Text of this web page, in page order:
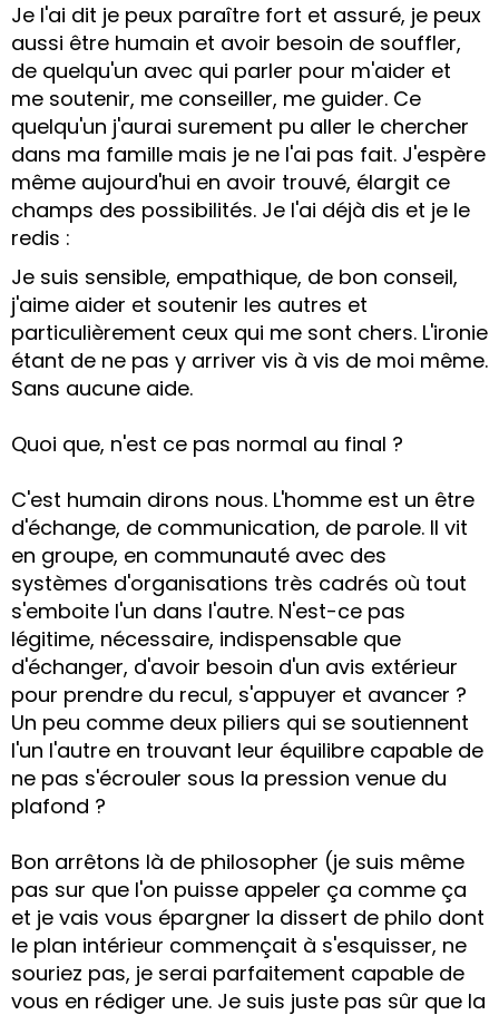
Je l'ai dit je peux paraître fort et assuré, je peux
aussi être humain et avoir besoin de souffler,
de quelqu'un avec qui parler pour m'aider et
me soutenir, me conseiller, me guider. Ce
quelqu'un j'aurai surement pu aller le chercher
dans ma famille mais je ne l'ai pas fait. J'espère
même aujourd'hui en avoir trouvé, élargit ce
champs des possibilités. Je l'ai déjà dis et je le
redis :
Je suis sensible, empathique, de bon conseil,
j'aime aider et soutenir les autres et
particulièrement ceux qui me sont chers. L'ironie
étant de ne pas y arriver vis à vis de moi même.
Sans aucune aide.
Quoi que, n'est ce pas normal au final ?
C'est humain dirons nous. L'homme est un être
d'échange, de communication, de parole. Il vit
en groupe, en communauté avec des
systèmes d'organisations très cadrés où tout
s'emboite l'un dans l'autre. N'est-ce pas
légitime, nécessaire, indispensable que
d'échanger, d'avoir besoin d'un avis extérieur
pour prendre du recul, s'appuyer et avancer ?
Un peu comme deux piliers qui se soutiennent
l'un l'autre en trouvant leur équilibre capable de
ne pas s'écrouler sous la pression venue du
plafond ?
Bon arrêtons là de philosopher (je suis même
pas sur que l'on puisse appeler ça comme ça
et je vais vous épargner la dissert de philo dont
le plan intérieur commençait à s'esquisser, ne
souriez pas, je serai parfaitement capable de
vous en rédiger une. Je suis juste pas sûr que la